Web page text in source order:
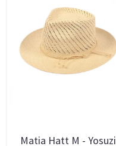
Matia Hatt M - Yosuzi